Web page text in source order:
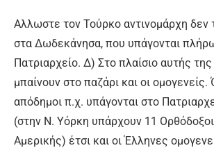
Αλλωστε τον Τούρκο αντινομάρχη δεν
στα Δωδεκάνησα, που υπάγονται
Πατριαρχείο. Δ) Στο πλαίσιο αυτής
μπαίνουν στο παζάρι και οι
απόδημοι π.χ. υπάγονται στο
(στην Ν. Υόρκη υπάρχουν 11
Αμερικής) έτσι και οι Έλληνες